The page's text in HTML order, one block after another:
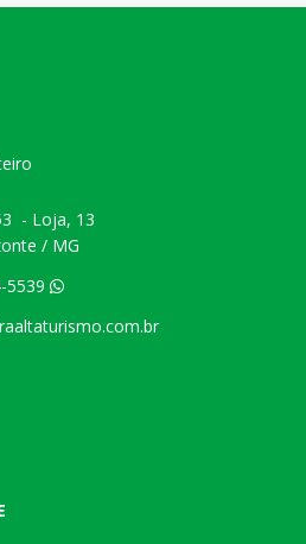
- Loja, 13
/ MG
5539